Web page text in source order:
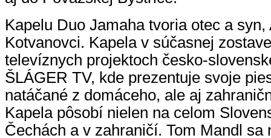
Kapelu Duo Jamaha tvoria otec a
Kotvanovci. Kapela v súčasnej
televíznych projektoch česko-
ŠLÁGER TV, kde prezentuje svoje
natáčané z domáceho, ale aj
Kapela pôsobí nielen na celom
Čechách a v zahraničí. Tom Mandl sa